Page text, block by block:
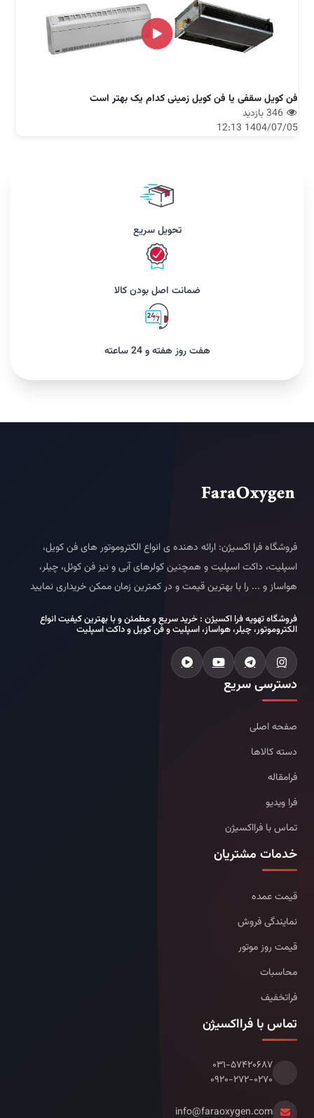
فن کویل سقفی یا فن کویل زمینی کدام یک بهتر است
346 بازدید
1404/07/05 12:13
تحویل سریع
ضمانت اصل بودن کالا
هفت روز هفته و 24 ساعته
فروشگاه فرا اکسیژن: ارائه دهنده ی انواع الکتروموتور های فن کویل،
اسپلیت، داکت اسپلیت و همچنین کولرهای آبی و نیز فن کوئل، چیلر،
هواساز و ... را با بهترین قیمت و در کمترین زمان ممکن خریداری نمایید
فروشگاه تهویه فرا اکسیژن : خرید سریع و مطمئن و با بهترین کیفیت انواع
الکتروموتور، چیلر، هواساز، اسپلیت و فن کویل و داکت اسپلیت
دسترسی سریع
صفحه اصلی
دسته کالاها
فرامقاله
فرا ویدیو
تماس با فرااکسیژن
خدمات مشتریان
قیمت عمده
نمایندگی فروش
قیمت روز موتور
محاسبات
فراتخفیف
تماس با فرااکسیژن
۰۳۱-۵۷۴۲۰۶۸۷
۰۹۲۰-۲۷۲-۰۲۷۰
info@faraoxygen.com